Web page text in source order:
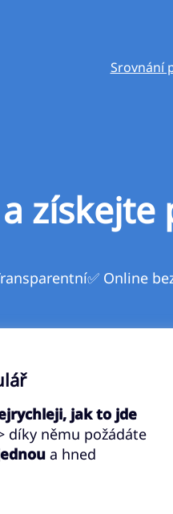
Srovnání
✅ Online
jak to jde
díky němu požádáte
a hned